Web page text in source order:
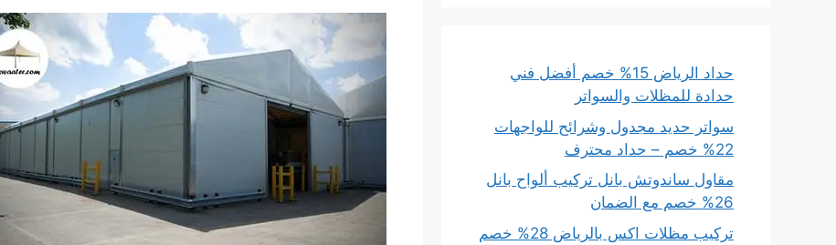
حداد الرياض 15% خصم أفضل فني
حدادة للمظلات والسواتر
سواتر حديد مجدول وشرائح للواجهات
22% خصم – حداد محترف
مقاول ساندوتش بانل تركيب ألواح بانل
26% خصم مع الضمان
تركيب مظلات اكس بالرياض 28% خصم